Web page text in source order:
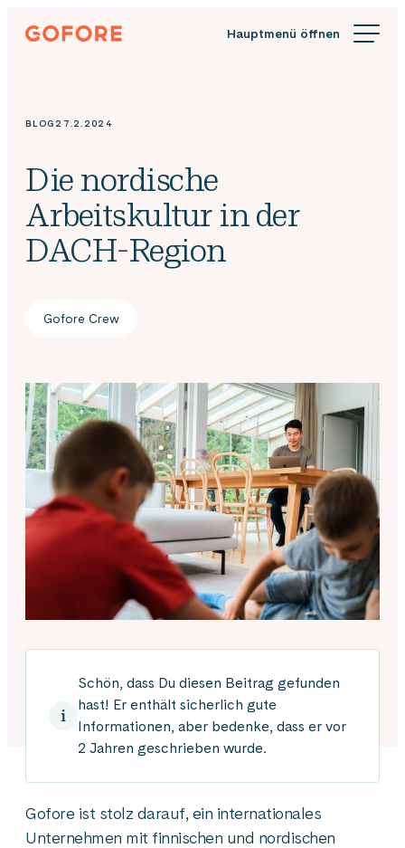
Zum
Inhalt
Gofore
in
BLOG 27.2.2024
Die nordische
Arbeitskultur in der
DACH-Region
Gofore Crew
Schön, dass Du diesen Beitrag gefunden
hast! Er enthält sicherlich gute
Informationen, aber bedenke, dass er vor
2 Jahren geschrieben wurde.
Gofore ist stolz darauf, ein internationales
Unternehmen mit finnischen und nordischen